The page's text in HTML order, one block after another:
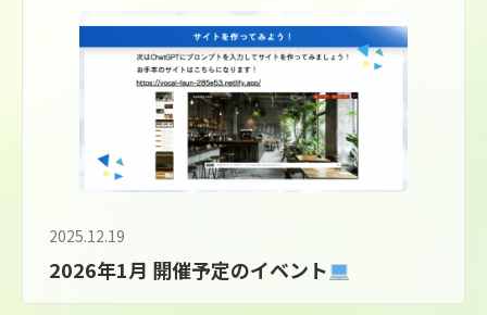
2025.12.19
2026年1月 開催予定のイベント